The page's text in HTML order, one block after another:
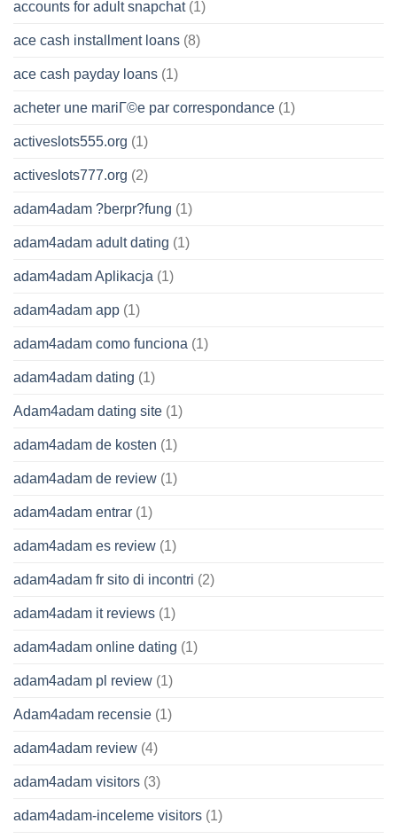
accounts for adult snapchat(1)
ace cash installment loans (8)
ace cash payday loans (1)
acheter une mariГ©e par correspondance (1)
activeslots555.org (1)
activeslots777.org (2)
adam4adam ?berpr?fung (1)
adam4adam adult dating (1)
adam4adam Aplikacja (1)
adam4adam app (1)
adam4adam como funciona (1)
adam4adam dating (1)
Adam4adam dating site (1)
adam4adam de kosten (1)
adam4adam de review (1)
adam4adam entrar (1)
adam4adam es review (1)
adam4adam fr sito di incontri (2)
adam4adam it reviews (1)
adam4adam online dating (1)
adam4adam pl review (1)
Adam4adam recensie (1)
adam4adam review (4)
adam4adam visitors (3)
adam4adam-inceleme visitors (1)